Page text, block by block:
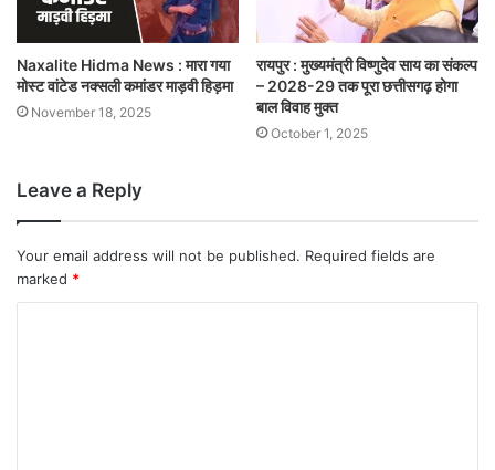
Naxalite Hidma News : मारा गया
मोस्ट वांटेड नक्सली कमांडर माड़वी हिड़मा
November 18, 2025
रायपुर : मुख्यमंत्री विष्णुदेव साय का संकल्प
– 2028-29 तक पूरा छत्तीसगढ़ होगा
बाल विवाह मुक्त
October 1, 2025
Leave a Reply
Your email address will not be published. Required fields are
marked *